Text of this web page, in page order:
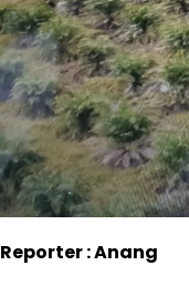
Reporter : Anang